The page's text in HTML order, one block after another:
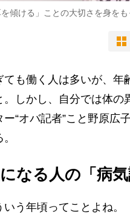
を傾ける」ことの大切さを身を
も働く人は多いが、年
。しかし、自分では体
“オバ記者”こと野原広
なる人の「病気
う年頃ってことよね。